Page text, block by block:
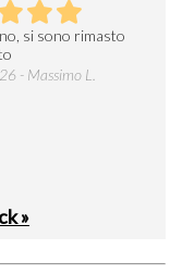
si sono rimasto
- Massimo L.
»